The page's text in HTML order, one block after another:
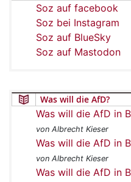
Soz auf facebook
Soz bei Instagram
Soz auf BlueSky
Soz auf Mastodon
Was will die AfD?
Was will die AfD in
von Albrecht Kieser
Was will die AfD in
von Albrecht Kieser
Was will die AfD in